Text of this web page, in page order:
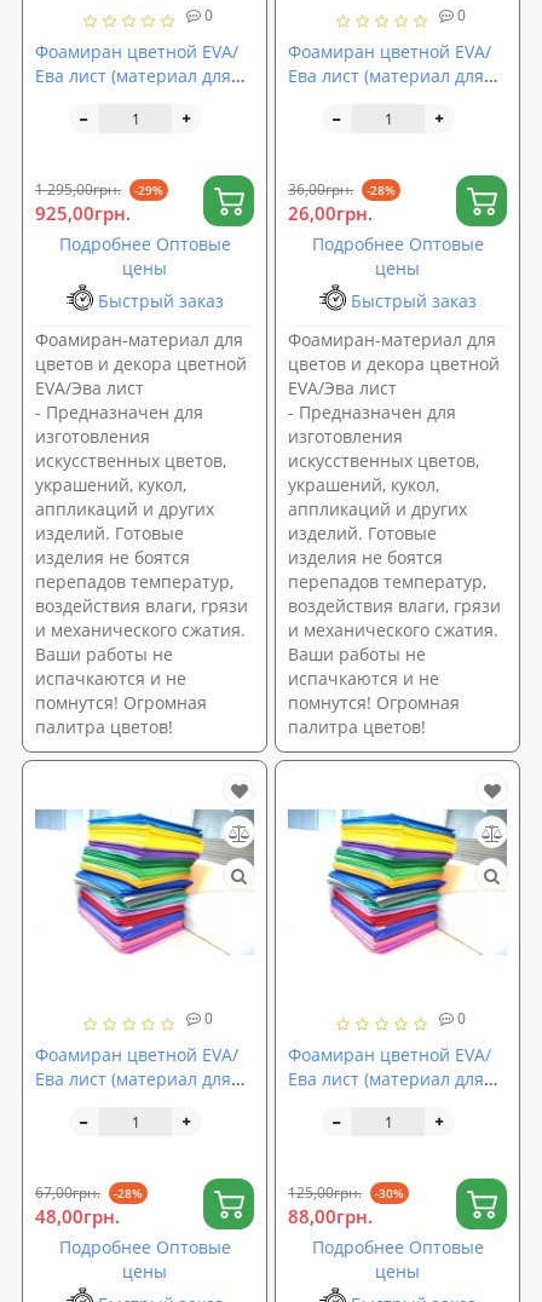
0
Фоамиран цветной EVA/
Ева лист (материал для
2500х1500x3мм
1 295,00грн. -29%
925,00грн.
Подробнее Оптовые
цены
Быстрый заказ
Фоамиран-материал для
цветов и декора цветной
EVA/Эва лист
- Предназначен для
изготовления
искусственных цветов,
украшений, кукол,
аппликаций и других
изделий. Готовые
изделия не боятся
перепадов температур,
воздействия влаги, грязи
и механического сжатия.
Ваши работы не
испачкаются и не
помнутся! Огромная
палитра цветов!
0
Фоамиран цветной EVA/
Ева лист (материал для
500x500x1мм
36,00грн. -28%
26,00грн.
Подробнее Оптовые
цены
Быстрый заказ
Фоамиран-материал для
цветов и декора цветной
EVA/Эва лист
- Предназначен для
изготовления
искусственных цветов,
украшений, кукол,
аппликаций и других
изделий. Готовые
изделия не боятся
перепадов температур,
воздействия влаги, грязи
и механического сжатия.
Ваши работы не
испачкаются и не
помнутся! Огромная
палитра цветов!
0
Фоамиран цветной EVA/
Ева лист (материал для
500x500x2мм
67,00грн. -28%
48,00грн.
Подробнее Оптовые
цены
0
Фоамиран цветной EVA/
Ева лист (материал для
500x500x3мм
125,00грн. -30%
88,00грн.
Подробнее Оптовые
цены